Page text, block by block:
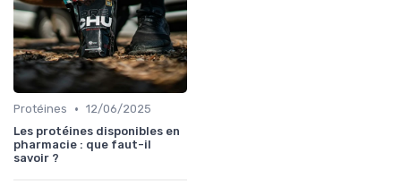
Protéines • 12/06/2025
Les protéines disponibles en
pharmacie : que faut-il
savoir ?